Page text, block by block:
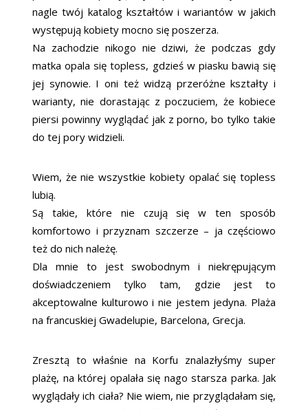
nagle twój katalog kształtów i wariantów w jakich
występują kobiety mocno się poszerza.
Na zachodzie nikogo nie dziwi, że podczas gdy
matka opala się topless, gdzieś w piasku bawią się
jej synowie. I oni też widzą przeróżne kształty i
warianty, nie dorastając z poczuciem, że kobiece
piersi powinny wyglądać jak z porno, bo tylko takie
do tej pory widzieli.
Wiem, że nie wszystkie kobiety opalać się topless
lubią.
Są takie, które nie czują się w ten sposób
komfortowo i przyznam szczerze – ja częściowo
też do nich należę.
Dla mnie to jest swobodnym i niekrępującym
doświadczeniem tylko tam, gdzie jest to
akceptowalne kulturowo i nie jestem jedyna. Plaża
na francuskiej Gwadelupie, Barcelona, Grecja.
Zresztą to właśnie na Korfu znalazłyśmy super
plażę, na której opalała się nago starsza parka. Jak
wyglądały ich ciała? Nie wiem, nie przyglądałam się,